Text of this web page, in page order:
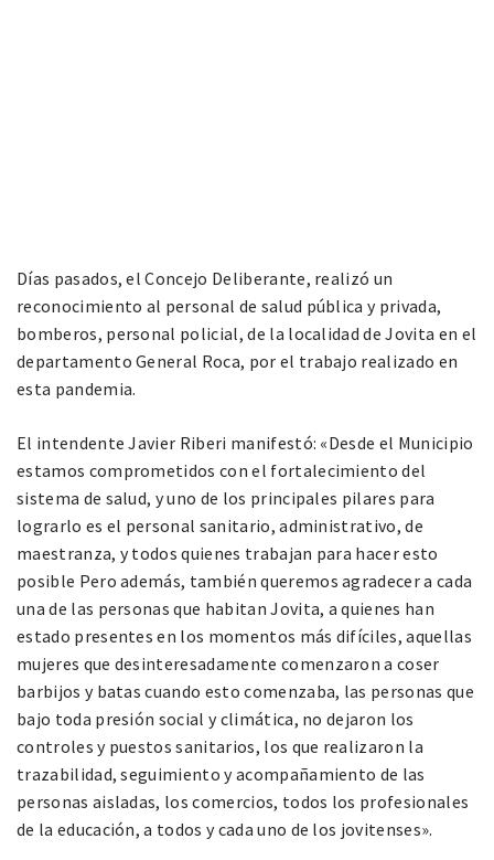
Días pasados, el Concejo Deliberante, realizó un
reconocimiento al personal de salud pública y privada,
bomberos, personal policial, de la localidad de Jovita en el
departamento General Roca, por el trabajo realizado en
esta pandemia.
El intendente Javier Riberi manifestó: «Desde el Municipio
estamos comprometidos con el fortalecimiento del
sistema de salud, y uno de los principales pilares para
lograrlo es el personal sanitario, administrativo, de
maestranza, y todos quienes trabajan para hacer esto
posible Pero además, también queremos agradecer a cada
una de las personas que habitan Jovita, a quienes han
estado presentes en los momentos más difíciles, aquellas
mujeres que desinteresadamente comenzaron a coser
barbijos y batas cuando esto comenzaba, las personas que
bajo toda presión social y climática, no dejaron los
controles y puestos sanitarios, los que realizaron la
trazabilidad, seguimiento y acompañamiento de las
personas aisladas, los comercios, todos los profesionales
de la educación, a todos y cada uno de los jovitenses».